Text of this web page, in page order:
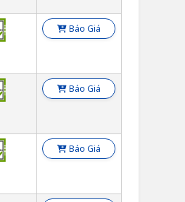
Báo Giá
Báo Giá
Báo Giá